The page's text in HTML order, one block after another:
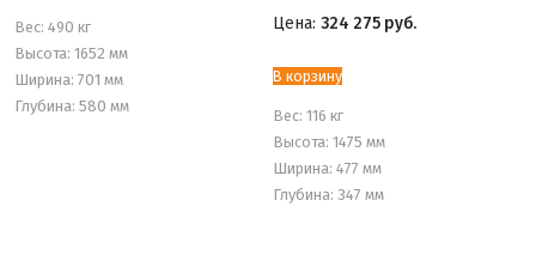
Вес: 490 кг
Высота: 1652 мм
Ширина: 701 мм
Глубина: 580 мм
Цена: 324 275 руб.
В корзину
Вес: 116 кг
Высота: 1475 мм
Ширина: 477 мм
Глубина: 347 мм